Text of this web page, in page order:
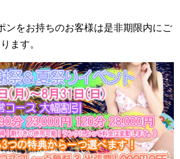
ンをお持ちのお客様は是非期限内にご
ます。